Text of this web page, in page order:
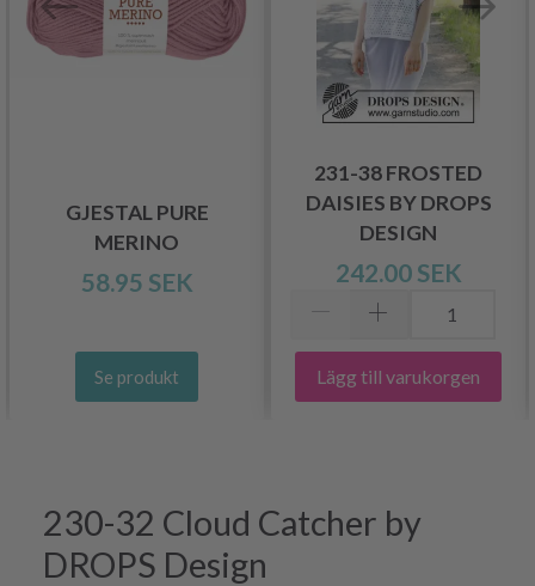
GJESTAL PURE
MERINO
58.95 SEK
Se produkt
231-38 FROSTED
DAISIES BY DROPS
DESIGN
242.00 SEK
Lägg till varukorgen
230-32 Cloud Catcher by
DROPS Design